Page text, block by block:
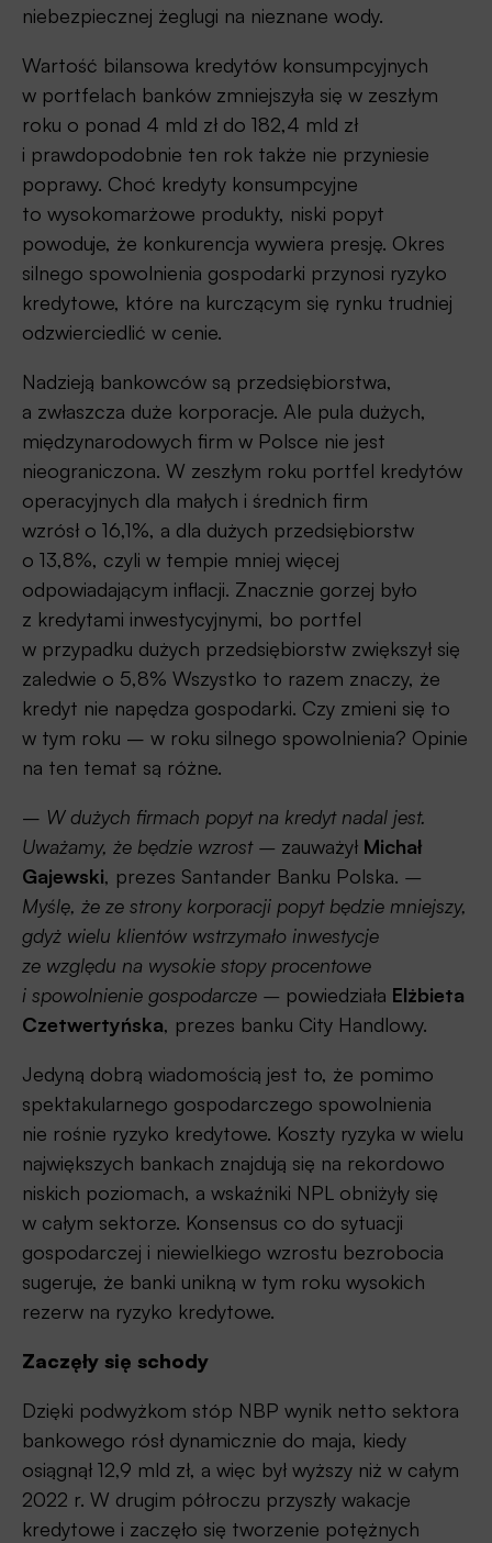
niebezpiecznej żeglugi na nieznane wody.
Wartość bilansowa kredytów konsumpcyjnych
w portfelach banków zmniejszyła się w zeszłym
roku o ponad 4 mld zł do 182,4 mld zł
i prawdopodobnie ten rok także nie przyniesie
poprawy. Choć kredyty konsumpcyjne
to wysokomarżowe produkty, niski popyt
powoduje, że konkurencja wywiera presję. Okres
silnego spowolnienia gospodarki przynosi ryzyko
kredytowe, które na kurczącym się rynku trudniej
odzwierciedlić w cenie.
Nadzieją bankowców są przedsiębiorstwa,
a zwłaszcza duże korporacje. Ale pula dużych,
międzynarodowych firm w Polsce nie jest
nieograniczona. W zeszłym roku portfel kredytów
operacyjnych dla małych i średnich firm
wzrósł o 16,1%, a dla dużych przedsiębiorstw
o 13,8%, czyli w tempie mniej więcej
odpowiadającym inflacji. Znacznie gorzej było
z kredytami inwestycyjnymi, bo portfel
w przypadku dużych przedsiębiorstw zwiększył się
zaledwie o 5,8% Wszystko to razem znaczy, że
kredyt nie napędza gospodarki. Czy zmieni się to
w tym roku – w roku silnego spowolnienia? Opinie
na ten temat są różne.
– W dużych firmach popyt na kredyt nadal jest.
Uważamy, że będzie wzrost – zauważył Michał
Gajewski, prezes Santander Banku Polska. –
Myślę, że ze strony korporacji popyt będzie mniejszy,
gdyż wielu klientów wstrzymało inwestycje
ze względu na wysokie stopy procentowe
i spowolnienie gospodarcze – powiedziała Elżbieta
Czetwertyńska, prezes banku City Handlowy.
Jedyną dobrą wiadomością jest to, że pomimo
spektakularnego gospodarczego spowolnienia
nie rośnie ryzyko kredytowe. Koszty ryzyka w wielu
największych bankach znajdują się na rekordowo
niskich poziomach, a wskaźniki NPL obniżyły się
w całym sektorze. Konsensus co do sytuacji
gospodarczej i niewielkiego wzrostu bezrobocia
sugeruje, że banki unikną w tym roku wysokich
rezerw na ryzyko kredytowe.
Zaczęły się schody
Dzięki podwyżkom stóp NBP wynik netto sektora
bankowego rósł dynamicznie do maja, kiedy
osiągnął 12,9 mld zł, a więc był wyższy niż w całym
2022 r. W drugim półroczu przyszły wakacje
kredytowe i zaczęło się tworzenie potężnych